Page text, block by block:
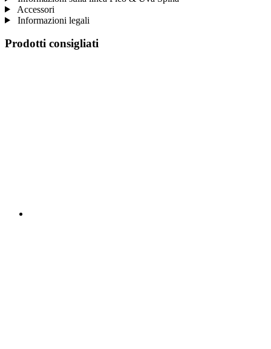
Accessori
Informazioni legali
Prodotti consigliati